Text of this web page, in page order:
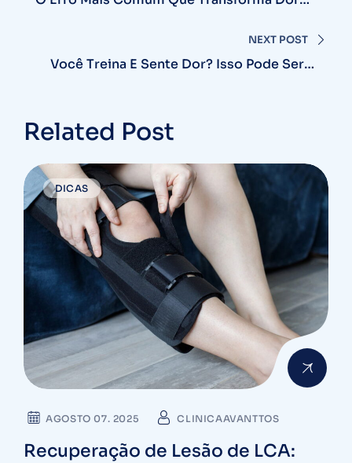
NEXT POST
Você Treina E Sente Dor? Isso Pode Ser A
Related Post
DICAS
AGOSTO 07. 2025 CLINICAAVANTTOS
Recuperação de Lesão de LCA: